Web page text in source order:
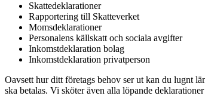
Skattedeklarationer
Rapportering till Skatteverket
Momsdeklarationer
Personalens källskatt och sociala avgifter
Inkomstdeklaration bolag
Inkomstdeklaration privatperson
Oavsett hur ditt företags behov ser ut kan du lugnt
ska betalas. Vi sköter även alla löpande